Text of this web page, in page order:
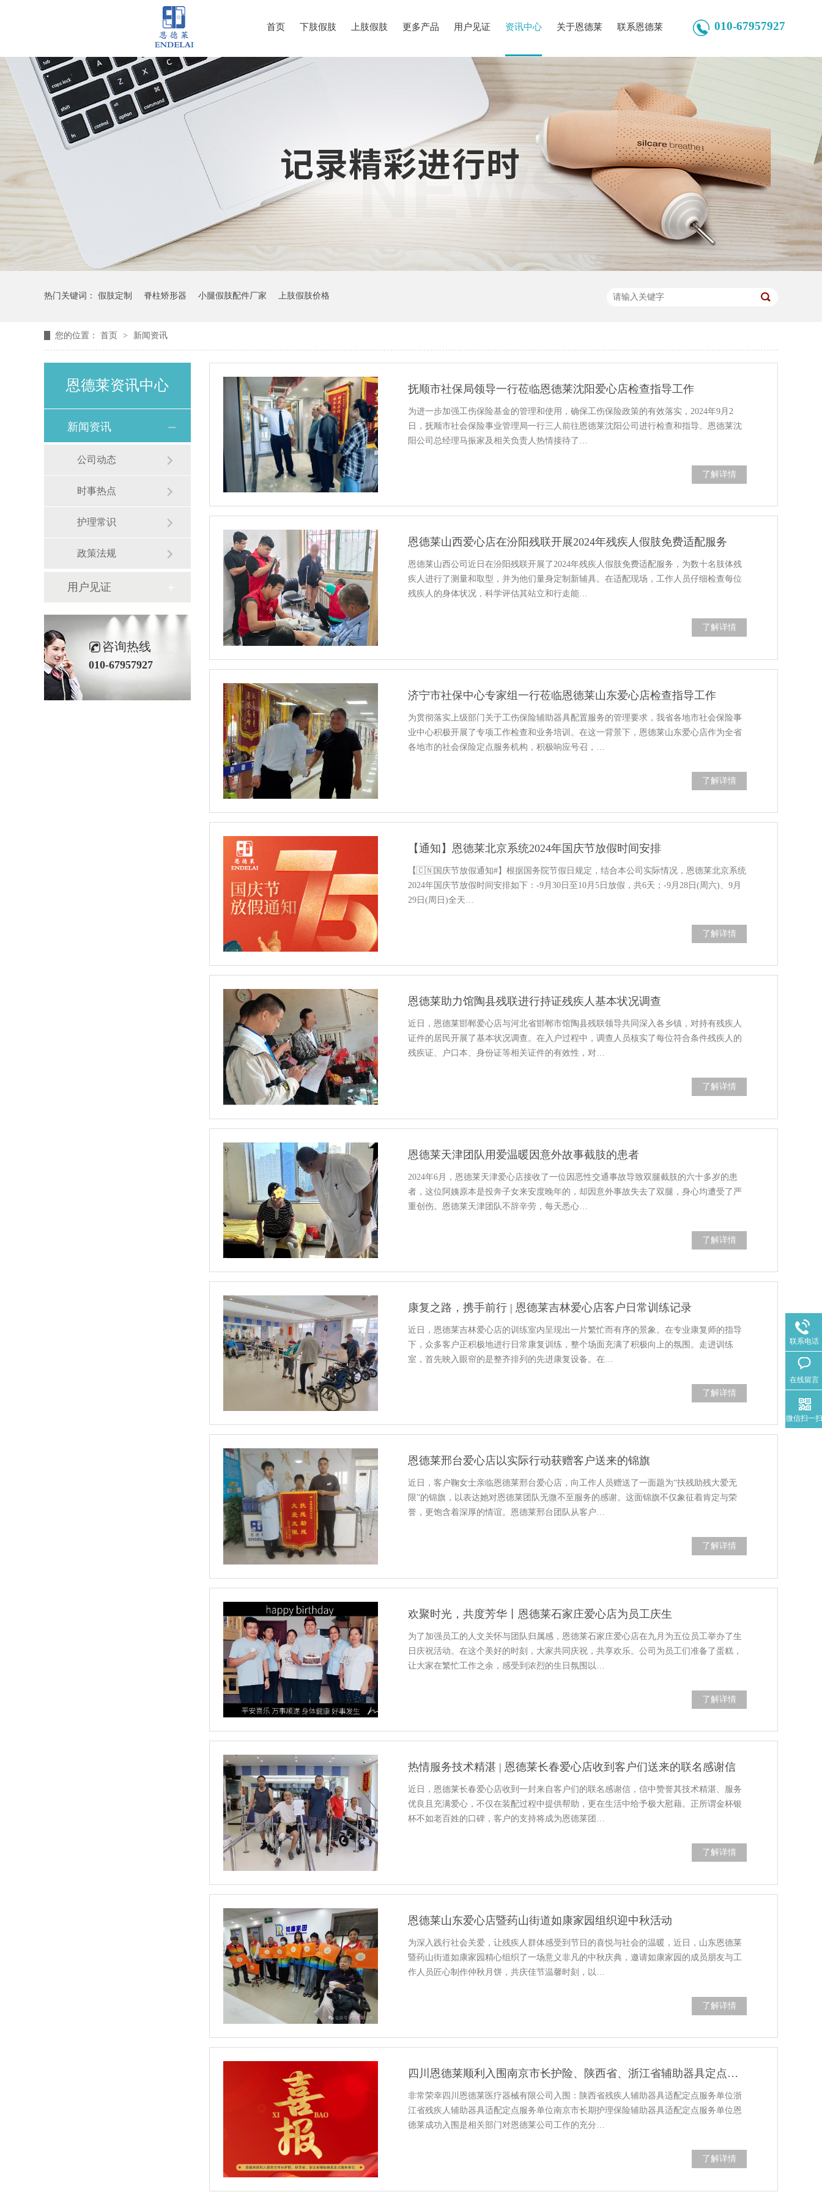
首页 下肢假肢 上肢假肢 更多产品 用户见证 资讯中心 关于恩德莱 联系恩德莱 010-67957927
热门关键词： 假肢定制 脊柱矫形器 小腿假肢配件厂家 上肢假肢价格
您的位置： 首页 > 新闻资讯
恩德莱资讯中心
新闻资讯
公司动态
时事热点
护理常识
政策法规
用户见证
咨询热线
010-67957927
抚顺市社保局领导一行莅临恩德莱沈阳爱心店检查指导工作
为进一步加强工伤保险基金的管理和使用，确保工伤保险政策的有效落实，2024年9月2
日，抚顺市社会保险事业管理局一行三人前往恩德莱沈阳公司进行检查和指导。恩德莱沈
阳公司总经理马振家及相关负责人热情接待了…
了解详情
恩德莱山西爱心店在汾阳残联开展2024年残疾人假肢免费适配服务
恩德莱山西公司近日在汾阳残联开展了2024年残疾人假肢免费适配服务，为数十名肢体残
疾人进行了测量和取型，并为他们量身定制新辅具。在适配现场，工作人员仔细检查每位
残疾人的身体状况，科学评估其站立和行走能…
了解详情
济宁市社保中心专家组一行莅临恩德莱山东爱心店检查指导工作
为贯彻落实上级部门关于工伤保险辅助器具配置服务的管理要求，我省各地市社会保险事
业中心积极开展了专项工作检查和业务培训。在这一背景下，恩德莱山东爱心店作为全省
各地市的社会保险定点服务机构，积极响应号召，…
了解详情
【通知】恩德莱北京系统2024年国庆节放假时间安排
【🇨🇳国庆节放假通知#】根据国务院节假日规定，结合本公司实际情况，恩德莱北京系统
2024年国庆节放假时间安排如下：-9月30日至10月5日放假，共6天；-9月28日(周六)、9月
29日(周日)全天…
了解详情
恩德莱助力馆陶县残联进行持证残疾人基本状况调查
近日，恩德莱邯郸爱心店与河北省邯郸市馆陶县残联领导共同深入各乡镇，对持有残疾人
证件的居民开展了基本状况调查。在入户过程中，调查人员核实了每位符合条件残疾人的
残疾证、户口本、身份证等相关证件的有效性，对…
了解详情
恩德莱天津团队用爱温暖因意外故事截肢的患者
2024年6月，恩德莱天津爱心店接收了一位因恶性交通事故导致双腿截肢的六十多岁的患
者，这位阿姨原本是投奔子女来安度晚年的，却因意外事故失去了双腿，身心均遭受了严
重创伤。恩德莱天津团队不辞辛劳，每天悉心…
了解详情
康复之路，携手前行 | 恩德莱吉林爱心店客户日常训练记录
近日，恩德莱吉林爱心店的训练室内呈现出一片繁忙而有序的景象。在专业康复师的指导
下，众多客户正积极地进行日常康复训练，整个场面充满了积极向上的氛围。走进训练
室，首先映入眼帘的是整齐排列的先进康复设备。在…
了解详情
恩德莱邢台爱心店以实际行动获赠客户送来的锦旗
近日，客户鞠女士亲临恩德莱邢台爱心店，向工作人员赠送了一面题为“扶残助残大爱无
限”的锦旗，以表达她对恩德莱团队无微不至服务的感谢。这面锦旗不仅象征着肯定与荣
誉，更饱含着深厚的情谊。恩德莱邢台团队从客户…
了解详情
欢聚时光，共度芳华丨恩德莱石家庄爱心店为员工庆生
为了加强员工的人文关怀与团队归属感，恩德莱石家庄爱心店在九月为五位员工举办了生
日庆祝活动。在这个美好的时刻，大家共同庆祝，共享欢乐。公司为员工们准备了蛋糕，
让大家在繁忙工作之余，感受到浓烈的生日氛围以…
了解详情
热情服务技术精湛 | 恩德莱长春爱心店收到客户们送来的联名感谢信
近日，恩德莱长春爱心店收到一封来自客户们的联名感谢信，信中赞誉其技术精湛、服务
优良且充满爱心，不仅在装配过程中提供帮助，更在生活中给予极大慰藉。正所谓金杯银
杯不如老百姓的口碑，客户的支持将成为恩德莱团…
了解详情
恩德莱山东爱心店暨药山街道如康家园组织迎中秋活动
为深入践行社会关爱，让残疾人群体感受到节日的喜悦与社会的温暖，近日，山东恩德莱
暨药山街道如康家园精心组织了一场意义非凡的中秋庆典，邀请如康家园的成员朋友与工
作人员匠心制作仲秋月饼，共庆佳节温馨时刻，以…
了解详情
四川恩德莱顺利入围南京市长护险、陕西省、浙江省辅助器具定点服务单位
非常荣幸四川恩德莱医疗器械有限公司入围：陕西省残疾人辅助器具适配定点服务单位浙
江省残疾人辅助器具适配定点服务单位南京市长期护理保险辅助器具适配定点服务单位恩
德莱成功入围是相关部门对恩德莱公司工作的充分…
了解详情
联系电话
在线留言
微信扫一扫